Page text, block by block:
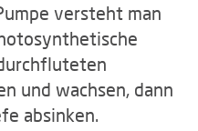
versteht man
und wachsen, dann
absinken.